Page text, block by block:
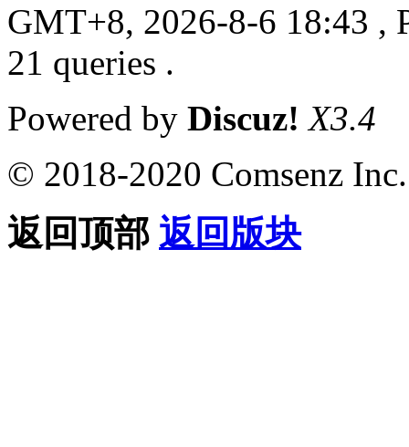
GMT+8, 2026-8-6 18:43 ,
21 queries .
Powered by Discuz! X3.4
© 2018-2020 Comsenz Inc.
返回顶部 返回版块